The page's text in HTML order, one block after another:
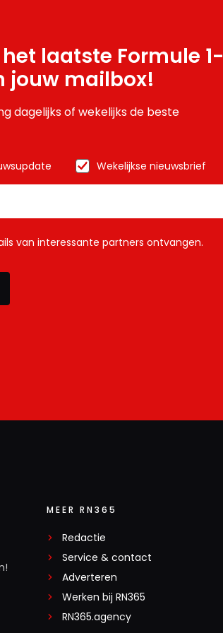
laatste Formule 1-
jouw mailbox!
dagelijks of wekelijks de beste
Wekelijkse nieuwsbrief
van interessante partners ontvangen.
MEER RN365
Redactie
Service & contact
Adverteren
Werken bij RN365
RN365.agency